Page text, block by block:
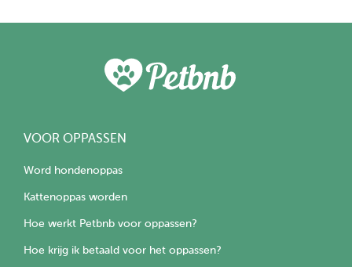
VOOR OPPASSEN
Word hondenoppas
Kattenoppas worden
Hoe werkt Petbnb voor oppassen?
Hoe krijg ik betaald voor het oppassen?